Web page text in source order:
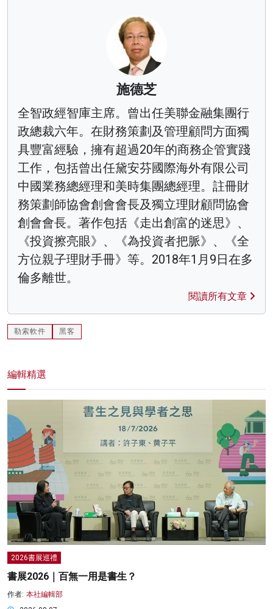
施德芝
全智政經智庫主席。曾出任美聯金融集團行
政總裁六年。在財務策劃及管理顧問方面獨
具豐富經驗，擁有超過20年的商務企管實踐
工作，包括曾出任黛安芬國際海外有限公司
中國業務總經理和美時集團總經理。註冊財
務策劃師協會創會會長及獨立理財顧問協會
創會會長。著作包括《走出創富的迷思》、
《投資擦亮眼》、《為投資者把脈》、《全
方位親子理財手冊》等。2018年1月9日在多
倫多離世。
閱讀所有文章
勒索軟件 黑客
編輯精選
2026書展巡禮
書展2026｜百無一用是書生？
作者: 本社編輯部